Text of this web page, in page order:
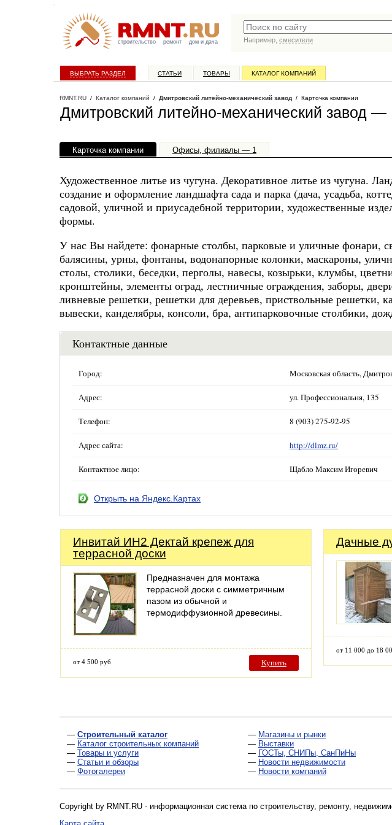
строительство ремонт дом и дача
Например, смесители
ВЫБРАТЬ РАЗДЕЛ СТАТЬИ ТОВАРЫ КАТАЛОГ КОМПАНИЙ
RMNT.RU / Каталог компаний / Дмитровский литейно-механический завод / Карточка компании
Дмитровский литейно-механический завод —
Карточка компании Офисы, филиалы — 1
Художественное литье из чугуна. Декоративное литье из чугуна.
создание и оформление ландшафта сада и парка (дача, усадьба,
садовой, уличной и приусадебной территории, художественные
формы.
У нас Вы найдете: фонарные столбы, парковые и уличные фонари,
балясины, урны, фонтаны, водонапорные колонки, маскароны,
столы, столики, беседки, перголы, навесы, козырьки, клумбы,
кронштейны, элементы оград, лестничные ограждения, заборы,
ливневые решетки, решетки для деревьев, приствольные решетки,
вывески, канделябры, консоли, бра, антипарковочные столбики,
Контактные данные
Город: Московская область,
Адрес: ул. Профессиональня, 135
Телефон: 8 (903) 275-92-95
Адрес сайта: http://dlmz.ru/
Контактное лицо: Щабло Максим Игоревич
Открыть на Яндекс.Картах
Инвитай ИН2 Дектай крепеж для
террасной доски
Предназначен для монтажа
террасной доски с симметричным
пазом из обычной и
термодиффузионной древесины.
от 4 500 руб Купить
Дачные
от 11 000 до 18
— Строительный каталог
— Каталог строительных компаний
— Товары и услуги
— Статьи и обзоры
— Фотогалереи
— Магазины и рынки
— Выставки
— ГОСТы, СНИПы, СанПиНы
— Новости недвижимости
— Новости компаний
Copyright by RMNT.RU - информационная система по строительству, ремонту,